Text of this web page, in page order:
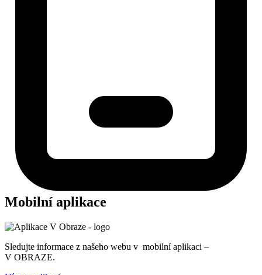
Mobilní aplikace
Sledujte informace z našeho webu v mobilní aplikaci –
V OBRAZE.